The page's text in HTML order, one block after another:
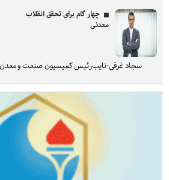
چهار گام برای تحقق انقلاب
معدنی
سجاد غرقی-نایب‌رئیس کمیسیون صنعت و معدن